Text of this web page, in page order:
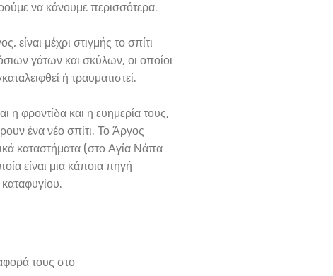
να κάνουμε περισσότερα.
μέχρι στιγμής το σπίτι
γάτων και σκύλων, οι οποίοι
ή τραυματιστεί.
η φροντίδα και η ευημερία τους,
ένα νέο σπίτι. Το Άργος
καταστήματα (στο Αγία Νάπα
είναι μια κάποια πηγή
τους στο